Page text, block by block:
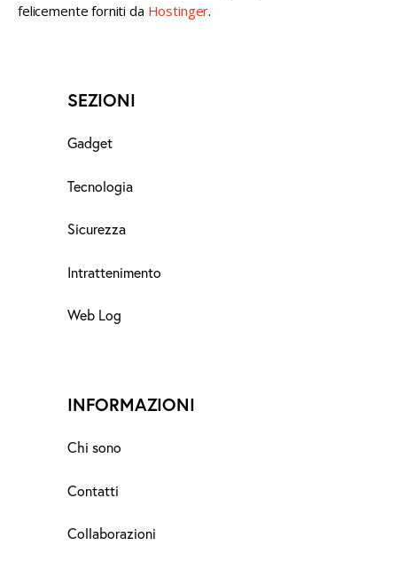
felicemente forniti da Hostinger.
SEZIONI
Gadget
Tecnologia
Sicurezza
Intrattenimento
Web Log
INFORMAZIONI
Chi sono
Contatti
Collaborazioni